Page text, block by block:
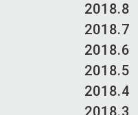
2018.8
2018.7
2018.6
2018.5
2018.4
2018.3